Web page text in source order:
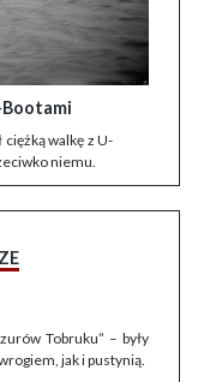
walkę z U-
niemu.
Tobruku” – były
jak i pustynią.